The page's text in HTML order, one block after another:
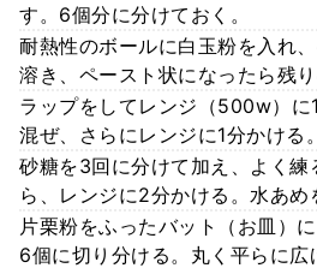
す。6個分に分けておく。
耐熱性のボールに白玉粉を入れ
溶き、ペースト状になったら残
ラップをしてレンジ（500w）に
混ぜ、さらにレンジに1分かける。
砂糖を3回に分けて加え、よく練
ら、レンジに2分かける。水あめ
片栗粉をふったバット（お皿）
6個に切り分ける。丸く平らに広